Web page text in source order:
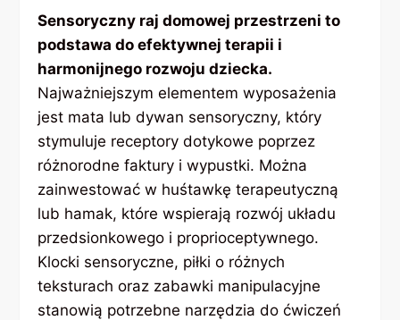
Sensoryczny raj domowej przestrzeni to
podstawa do efektywnej terapii i
harmonijnego rozwoju dziecka.
Najważniejszym elementem wyposażenia
jest mata lub dywan sensoryczny, który
stymuluje receptory dotykowe poprzez
różnorodne faktury i wypustki. Można
zainwestować w huśtawkę terapeutyczną
lub hamak, które wspierają rozwój układu
przedsionkowego i proprioceptywnego.
Klocki sensoryczne, piłki o różnych
teksturach oraz zabawki manipulacyjne
stanowią potrzebne narzędzia do ćwiczeń